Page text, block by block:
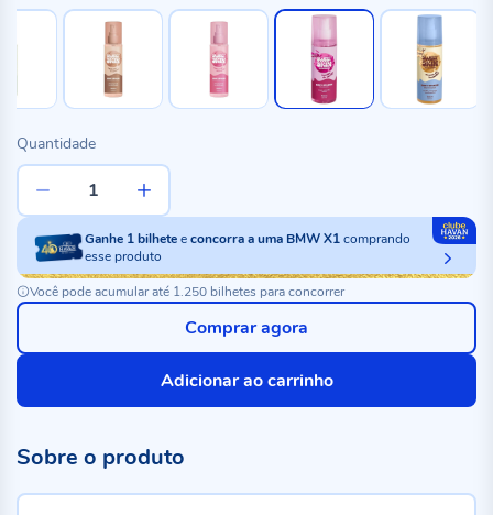
Quantidade
Ganhe 1bilheteeconcorra a uma BMW X1comprando
esse produto
Você pode acumular até 1.250 bilhetes para concorrer
Adicionar ao carrinho
Comprar agora
Sobre o produto